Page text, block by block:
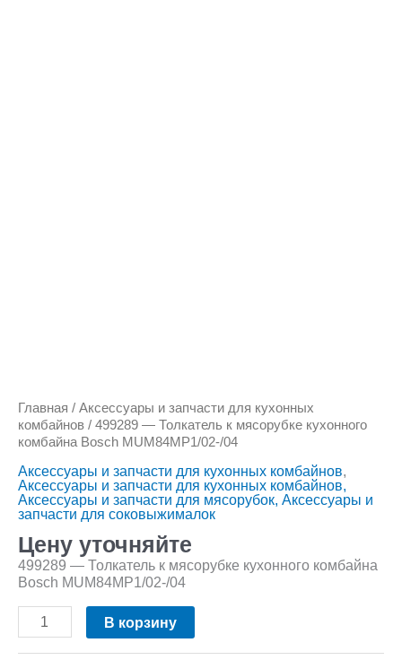
Главная / Аксессуары и запчасти для кухонных
комбайнов / 499289 — Толкатель к мясорубке кухонного
комбайна Bosch MUM84MP1/02-/04
Аксессуары и запчасти для кухонных комбайнов,
Аксессуары и запчасти для кухонных комбайнов,
Аксессуары и запчасти для мясорубок, Аксессуары и
запчасти для соковыжималок
Цену уточняйте
499289 — Толкатель к мясорубке кухонного комбайна
Bosch MUM84MP1/02-/04
В корзину